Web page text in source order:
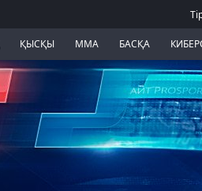
ҚЫСҚЫ ММА БАСҚА